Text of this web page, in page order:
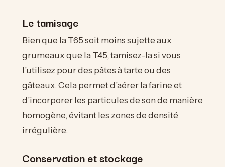
Le tamisage
Bien que la T65 soit moins sujette aux
grumeaux que la T45, tamisez-la si vous
l’utilisez pour des pâtes à tarte ou des
gâteaux. Cela permet d’aérer la farine et
d’incorporer les particules de son de manière
homogène, évitant les zones de densité
irrégulière.
Conservation et stockage